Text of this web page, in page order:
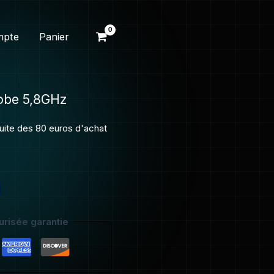
Panier
5,8GHz
des 80 euros d'achat
garantie